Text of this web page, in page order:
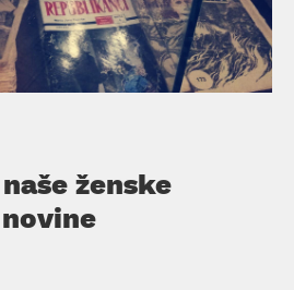
ženske